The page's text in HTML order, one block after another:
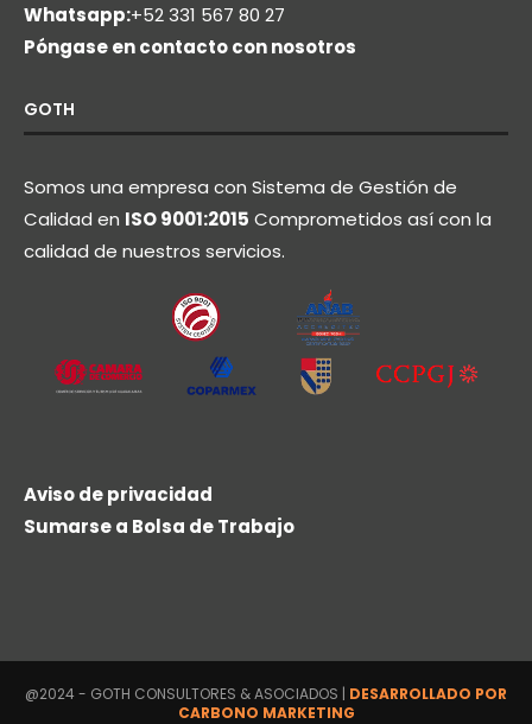
Whatsapp:+52 331 567 80 27
Póngase en contacto con nosotros
GOTH
Somos una empresa con Sistema de Gestión de
Calidad en ISO 9001:2015 Comprometidos así con la
calidad de nuestros servicios.
Aviso de privacidad
Sumarse a Bolsa de Trabajo
@2024 - GOTH CONSULTORES & ASOCIADOS | DESARROLLADO POR
CARBONO MARKETING